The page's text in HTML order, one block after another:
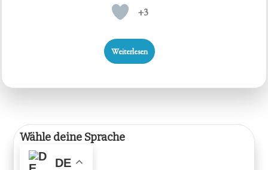
+3
Weiterlesen
Wähle deine Sprache
DE